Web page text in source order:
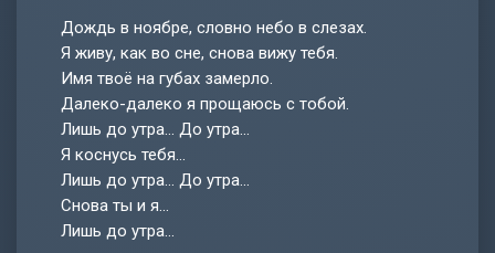
Дождь в ноябре, cловно небо в слезах.
Я живу, как во сне, cнова вижу тебя.
Имя твоё на губах замерло.
Далеко-далеко я прощаюсь с тобой.
Лишь до утра... До утра...
Я коснусь тебя...
Лишь до утра... До утра...
Снова ты и я...
Лишь до утра...